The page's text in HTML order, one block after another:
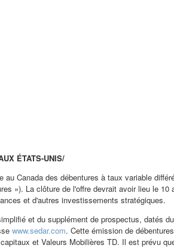
ÉTATS-UNIS/
au Canada des débentures à taux variable
»). La clôture de l'offre devrait avoir lieu le 10
et d'autres investissements stratégiques.
et du supplément de prospectus, datés
www.sedar.com. Cette émission de
et Valeurs Mobilières TD. Il est prévu